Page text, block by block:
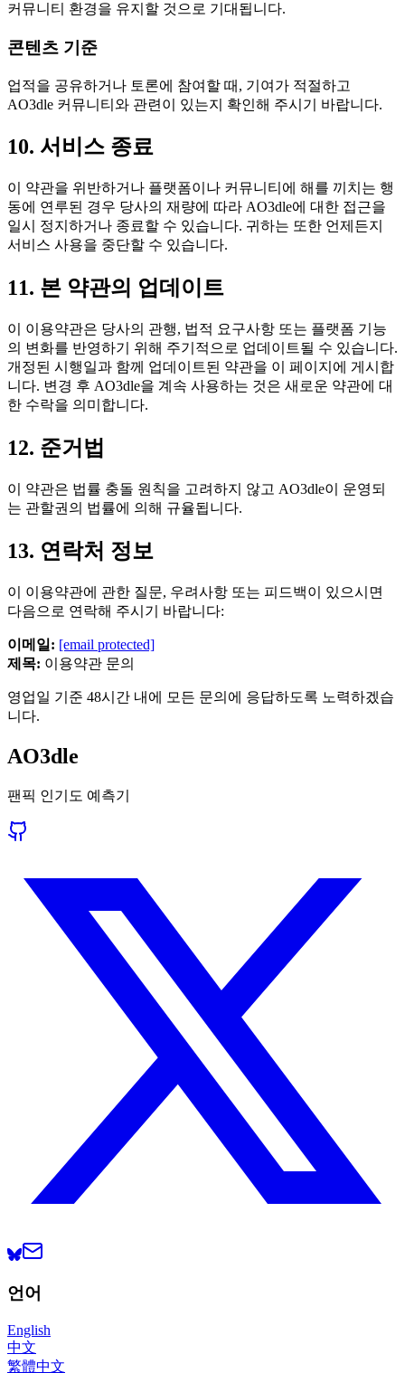
커뮤니티 환경을 유지할 것으로 기대됩니다.
콘텐츠 기준
업적을 공유하거나 토론에 참여할 때, 기여가 적절하고
AO3dle 커뮤니티와 관련이 있는지 확인해 주시기 바랍니다.
10. 서비스 종료
이 약관을 위반하거나 플랫폼이나 커뮤니티에 해를 끼치는 행
동에 연루된 경우 당사의 재량에 따라 AO3dle에 대한 접근을
일시 정지하거나 종료할 수 있습니다. 귀하는 또한 언제든지
서비스 사용을 중단할 수 있습니다.
11. 본 약관의 업데이트
이 이용약관은 당사의 관행, 법적 요구사항 또는 플랫폼 기능
의 변화를 반영하기 위해 주기적으로 업데이트될 수 있습니다.
개정된 시행일과 함께 업데이트된 약관을 이 페이지에 게시합
니다. 변경 후 AO3dle을 계속 사용하는 것은 새로운 약관에 대
한 수락을 의미합니다.
12. 준거법
이 약관은 법률 충돌 원칙을 고려하지 않고 AO3dle이 운영되
는 관할권의 법률에 의해 규율됩니다.
13. 연락처 정보
이 이용약관에 관한 질문, 우려사항 또는 피드백이 있으시면
다음으로 연락해 주시기 바랍니다:
이메일: [email protected]
제목: 이용약관 문의
영업일 기준 48시간 내에 모든 문의에 응답하도록 노력하겠습
니다.
AO3dle
팬픽 인기도 예측기
언어
English
中文
繁體中文